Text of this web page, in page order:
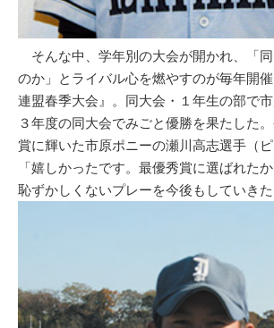
そんな中、学年別の大会が開かれ、「
のか」とライバル心を燃やすのが毎年開
連盟春季大会』。同大会・１年生の部で
３年度の同大会でみごと優勝を果たした
賞に輝いた市原ポニーの瀬川高志選手（ピ
「嬉しかったです。最優秀賞に選ばれた
恥ずかしくないプレーを今後もしていきた